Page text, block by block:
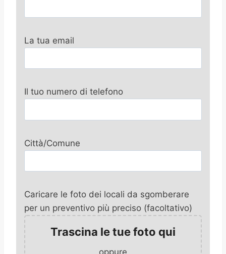
La tua email
Il tuo numero di telefono
Città/Comune
Caricare le foto dei locali da sgomberare
per un preventivo più preciso (facoltativo)
Trascina le tue foto qui